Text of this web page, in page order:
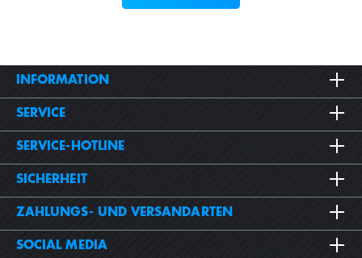
INFORMATION
SERVICE
SERVICE-HOTLINE
SICHERHEIT
ZAHLUNGS- UND VERSANDARTEN
SOCIAL MEDIA